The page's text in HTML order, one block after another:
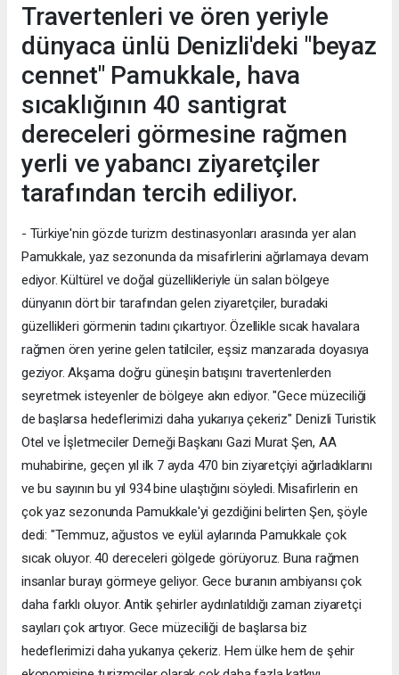
Travertenleri ve ören yeriyle
dünyaca ünlü Denizli'deki "beyaz
cennet" Pamukkale, hava
sıcaklığının 40 santigrat
dereceleri görmesine rağmen
yerli ve yabancı ziyaretçiler
tarafından tercih ediliyor.
- Türkiye'nin gözde turizm destinasyonları arasında yer alan
Pamukkale, yaz sezonunda da misafirlerini ağırlamaya devam
ediyor. Kültürel ve doğal güzellikleriyle ün salan bölgeye
dünyanın dört bir tarafından gelen ziyaretçiler, buradaki
güzellikleri görmenin tadını çıkartıyor. Özellikle sıcak havalara
rağmen ören yerine gelen tatilciler, eşsiz manzarada doyasıya
geziyor. Akşama doğru güneşin batışını travertenlerden
seyretmek isteyenler de bölgeye akın ediyor. "Gece müzeciliği
de başlarsa hedeflerimizi daha yukarıya çekeriz" Denizli Turistik
Otel ve İşletmeciler Derneği Başkanı Gazi Murat Şen, AA
muhabirine, geçen yıl ilk 7 ayda 470 bin ziyaretçiyi ağırladıklarını
ve bu sayının bu yıl 934 bine ulaştığını söyledi. Misafirlerin en
çok yaz sezonunda Pamukkale'yi gezdiğini belirten Şen, şöyle
dedi: "Temmuz, ağustos ve eylül aylarında Pamukkale çok
sıcak oluyor. 40 dereceleri gölgede görüyoruz. Buna rağmen
insanlar burayı görmeye geliyor​​​​​​​. Gece buranın ambiyansı çok
daha farklı oluyor. Antik şehirler aydınlatıldığı zaman ziyaretçi
sayıları çok artıyor. Gece müzeciliği de başlarsa biz
hedeflerimizi daha yukarıya çekeriz. Hem ülke hem de şehir